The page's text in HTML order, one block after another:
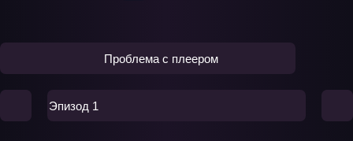
Проблема с плеером
Эпизод 1